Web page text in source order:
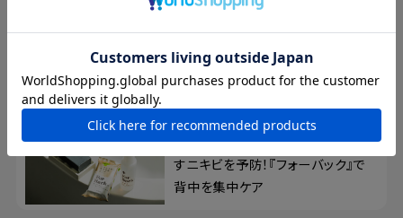
ん置きの3点セット
For Back
薬用せっけん＆ジェルミストでくり返
すニキビを予防！『フォーバック』で
背中を集中ケア